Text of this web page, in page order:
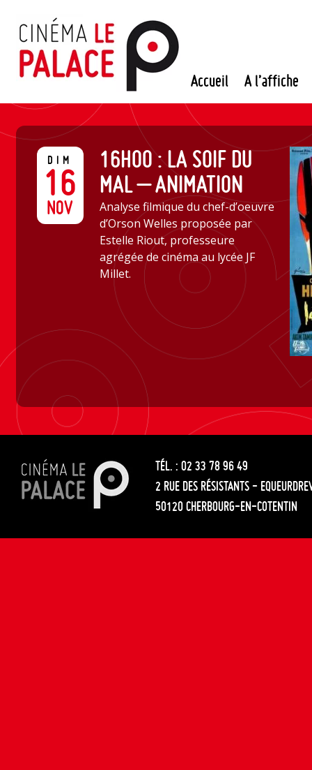
contenu
Accueil A l’affiche
DIM
16
NOV
16H00 : LA SOIF DU
MAL – ANIMATION
Analyse filmique du chef-d’oeuvre
d’Orson Welles proposée par
Estelle Riout, professeure
agrégée de cinéma au lycée JF
Millet.
TÉL. : 02 33 78 96 49
2 RUE DES RÉSISTANTS -
50120 CHERBOURG-EN-COTENTIN